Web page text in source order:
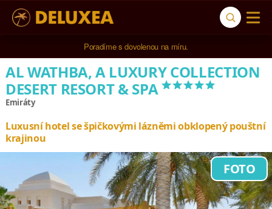
Poradíme s dovolenou na míru.
5* cestovní kancelář na luxusní dovolenou od 100.000 Kč.
AL WATHBA, A LUXURY COLLECTION
DESERT RESORT & SPA*****
Emiráty
Luxusní hotel se špičkovými lázněmi obklopený pouštní
krajinou
FOTO